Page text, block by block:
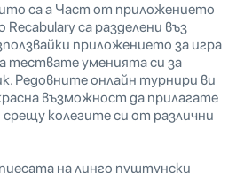
са a Част от приложението
Recabulary са разделени въз
приложението за игра
тествате уменията си за
Редовните онлайн турнири ви
възможност да прилагате
колегите си от различни
на линго пуштунски